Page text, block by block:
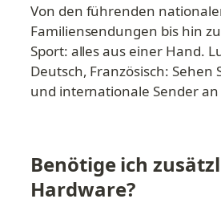
Von den führenden
Familiensendungen bis hin
Sport: alles aus einer Hand.
Deutsch, Französisch: Sehen
und internationale Sender an
Benötige ich
Hardware?